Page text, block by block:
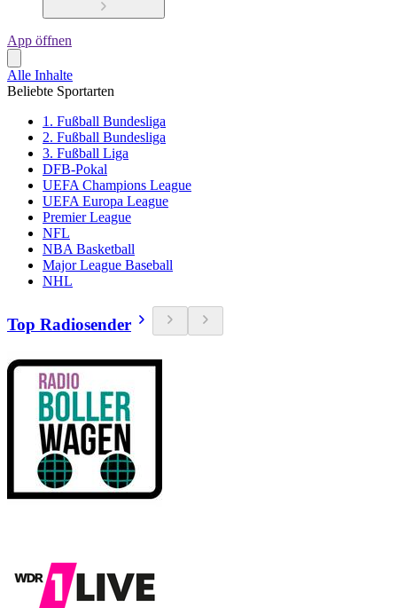
App öffnen
Alle Inhalte
Beliebte Sportarten
1. Fußball Bundesliga
2. Fußball Bundesliga
3. Fußball Liga
DFB-Pokal
UEFA Champions League
UEFA Europa League
Premier League
NFL
NBA Basketball
Major League Baseball
NHL
Top Radiosender